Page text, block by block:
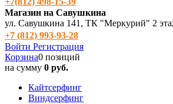
Магазин на Савушкина
ул. Савушкина 141, ТК "Меркурий" 2
+7 (812) 993-93-28
Войти Регистрация
Корзина0 позиций
на сумму 0 руб.
Кайтсерфинг
Виндсерфинг